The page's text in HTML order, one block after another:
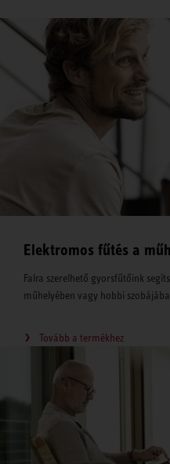
Elektromos fűtés a
Falra szerelhető gyorsfűtőink
műhelyében vagy hobbi
Tovább a termékhez